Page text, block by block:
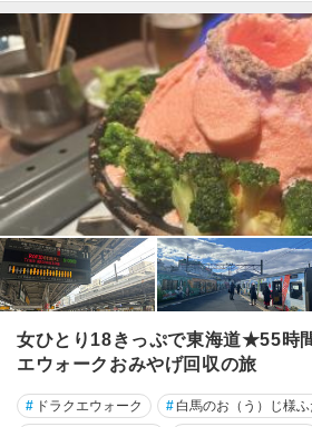
女ひとり18きっぷで東海道★55時
エウォークおみやげ回収の旅
# ドラクエウォーク # 白馬のお（う）じ様